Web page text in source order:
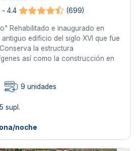
- 4.4 (699)
Rehabilitado e inaugurado en
edificio del siglo XVI que fue
la estructura
así como la construcción en
9 unidades
supl.
noche